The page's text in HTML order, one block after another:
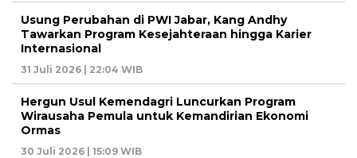
Usung Perubahan di PWI Jabar, Kang Andhy
Tawarkan Program Kesejahteraan hingga Karier
Internasional
31 Juli 2026 | 22:04 WIB
Hergun Usul Kemendagri Luncurkan Program
Wirausaha Pemula untuk Kemandirian Ekonomi
Ormas
30 Juli 2026 | 15:09 WIB